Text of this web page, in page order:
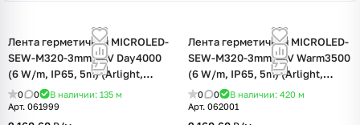
Лента герметичная MICROLED-
SEW-M320-3mm 24V Day4000
(6 W/m, IP65, 5m) (Arlight,
CRI>90)
0 0 В наличии: 135 м
Арт. 061999
Лента герметичная MICROLED-
SEW-M320-3mm 24V Warm3500
(6 W/m, IP65, 5m) (Arlight,
CRI>90)
0 0 В наличии: 420 м
Арт. 062001